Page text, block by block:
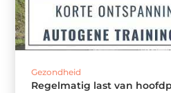
Gezondheid
Regelmatig last van